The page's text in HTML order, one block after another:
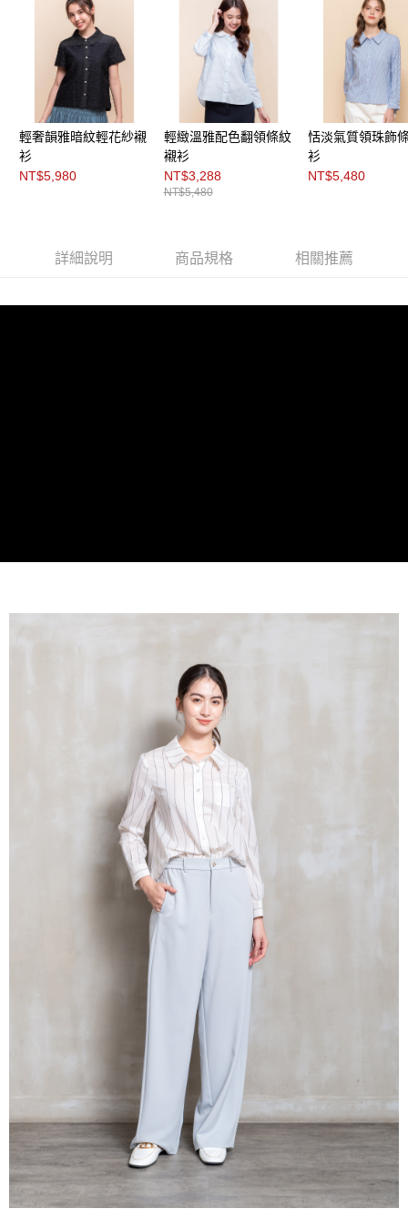
「AFTEE先享後付」，若未經同意申辦者引起之損失，本公司不負相關責
４．使用「AFTEE先享後付」時，將依據個別帳號之用戶狀況，依本公司即
時審查核予不同之上限額度；若仍有額度不足之情形，本公司將視審查結果
請求用戶進行身份認證。
５．嚴禁一人註冊多個帳號或使用他人資訊註冊。若發現惡意使用之情形，
恩沛科技股份有限公司將有權停止該用戶之使用額度並採取法律行動。
輕奢韻雅暗紋輕花紗襯
衫
NT$5,980
輕緻溫雅配色翻領條紋
襯衫
NT$3,288
NT$5,480
恬淡氣質領珠飾
衫
NT$5,480
詳細說明 商品規格 相關推薦